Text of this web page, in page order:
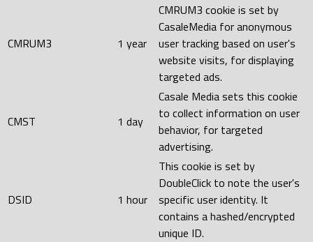
CMRUM3 1 year
CMRUM3 cookie is set by
CasaleMedia for anonymous
user tracking based on user's
website visits, for displaying
targeted ads.
CMST 1 day
Casale Media sets this cookie
to collect information on user
behavior, for targeted
advertising.
DSID 1 hour
This cookie is set by
DoubleClick to note the user's
specific user identity. It
contains a hashed/encrypted
unique ID.